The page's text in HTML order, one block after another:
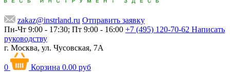
zakaz@instrland.ru Отправить заявку
Пн-Чт 9:00 - 17:30; Пт 9:00 - 16:00 +7 (495) 120-70-62 Написать
руководству
г. Москва, ул. Чусовская, 7А
0 Корзина 0.00 руб